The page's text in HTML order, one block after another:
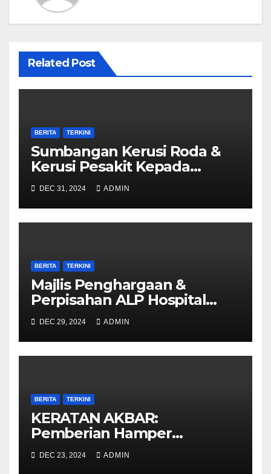
Related Post
BERITA TERKINI
Sumbangan Kerusi Roda &
Kerusi Pesakit Kepada
Hospital Umum Sarawak
DEC 31, 2024 ADMIN
BERITA TERKINI
Majlis Penghargaan &
Perpisahan ALP Hospital
Umum Sarawak
DEC 29, 2024 ADMIN
BERITA TERKINI
KERATAN AKBAR:
Pemberian Hamper
Sempena Hari Krismas
DEC 23, 2024 ADMIN